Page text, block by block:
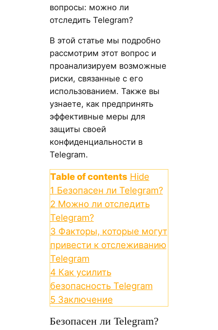
вопросы: можно ли
отследить Telegram?
В этой статье мы подробно
рассмотрим этот вопрос и
проанализируем возможные
риски, связанные с его
использованием. Также вы
узнаете, как предпринять
эффективные меры для
защиты своей
конфиденциальности в
Telegram.
Table of contents Hide
1 Безопасен ли Telegram?
2 Можно ли отследить
Telegram?
3 Факторы, которые могут
привести к отслеживанию
Telegram
4 Как усилить
безопасность Telegram
5 Заключение
Безопасен ли Telegram?